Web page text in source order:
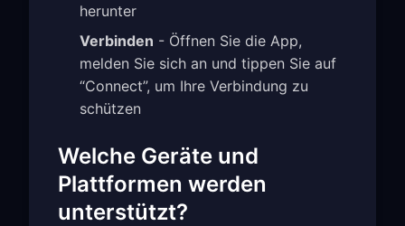
herunter
Verbinden - Öffnen Sie die App,
melden Sie sich an und tippen Sie auf
“Connect”, um Ihre Verbindung zu
schützen
Welche Geräte und
Plattformen werden
unterstützt?